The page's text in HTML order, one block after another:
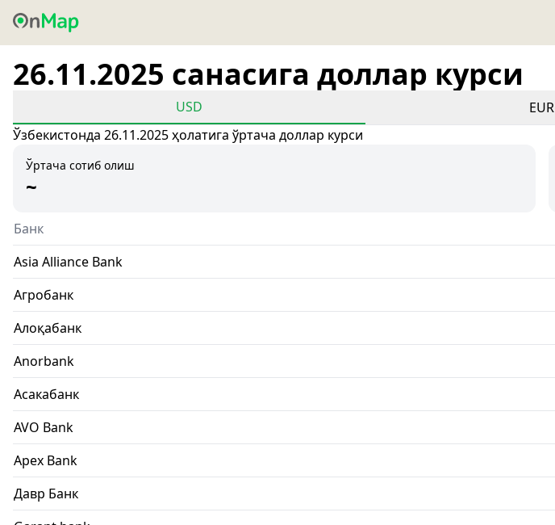
26.11.2025 санасига доллар курси
USD EUR
Ўзбекистонда 26.11.2025 ҳолатига ўртача доллар курси
Ўртача сотиб олиш
~
Банк
Asia Alliance Bank
Агробанк
Алоқабанк
Anorbank
Асакабанк
AVO Bank
Apex Bank
Давр Банк